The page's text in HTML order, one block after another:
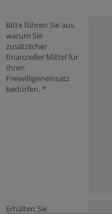
Bitte führen Sie aus,
warum Sie
zusätzlicher
finanzieller Mittel für
Ihren
Freiwilligeneinsatz
bedürfen. *
Erhalten Sie